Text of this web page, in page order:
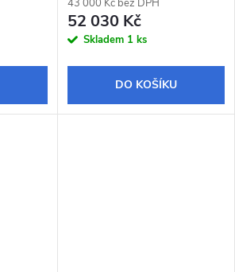
43 000 Kč bez DPH
52 030 Kč
Skladem 1 ks
DO KOŠÍKU